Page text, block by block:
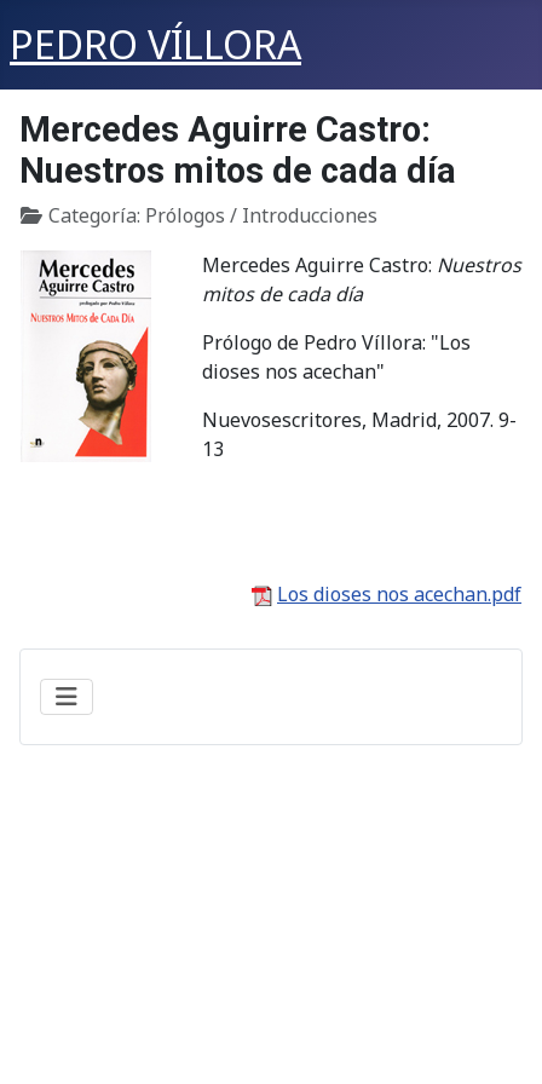
PEDRO VÍLLORA
Mercedes Aguirre Castro:
Nuestros mitos de cada día
Detalles
Categoría: Prólogos / Introducciones
Mercedes Aguirre Castro: Nuestros
mitos de cada día
Prólogo de Pedro Víllora: "Los
dioses nos acechan"
Nuevosescritores, Madrid, 2007. 9-
13
Los dioses nos acechan.pdf